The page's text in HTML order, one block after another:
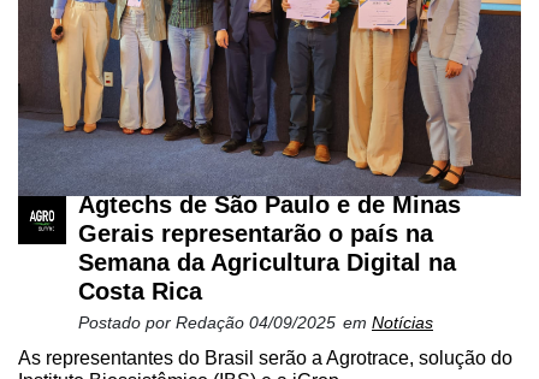
Agtechs de São Paulo e de Minas
Gerais representarão o país na
Semana da Agricultura Digital na
Costa Rica
Postado por Redação 04/09/2025 em Notícias
As representantes do Brasil serão a Agrotrace, solução do